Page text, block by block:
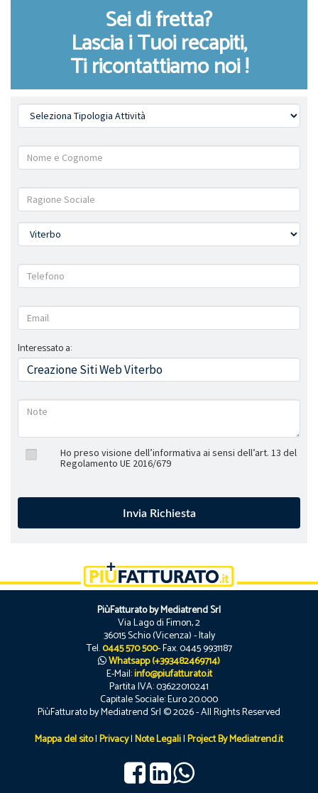
Sei di fretta?
Lascia i Tuoi recapiti,
Ti ricontattiamo noi !
Interessato a:
Ho preso visione dell’informativa ai sensi dell’art. 13 del
Regolamento UE 2016/679
PiùFatturato by Mediatrend Srl
Via Lago di Fimon, 2
36015 Schio (Vicenza) - Italy
Tel.0445 570 500- Fax. 0445 9931187
Whatsapp (+393482469714)
E-Mail:info@piufatturato.it
Partita IVA: 03622010241
Capitale Sociale: Euro 20.000
PiùFatturato by Mediatrend Srl © 2026 - All Rights Reserved
Mappa del sito|Privacy|Note Legali|Project By Mediatrend.it